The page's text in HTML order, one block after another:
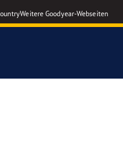
Weitere Goodyear-Webseiten